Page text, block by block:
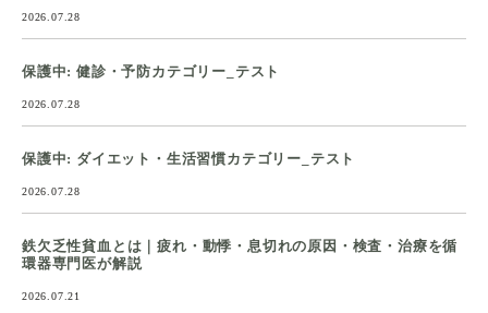
2026.07.28
保護中: 健診・予防カテゴリー_テスト
2026.07.28
保護中: ダイエット・生活習慣カテゴリー_テスト
2026.07.28
鉄欠乏性貧血とは｜疲れ・動悸・息切れの原因・検査・治療を循
環器専門医が解説
2026.07.21